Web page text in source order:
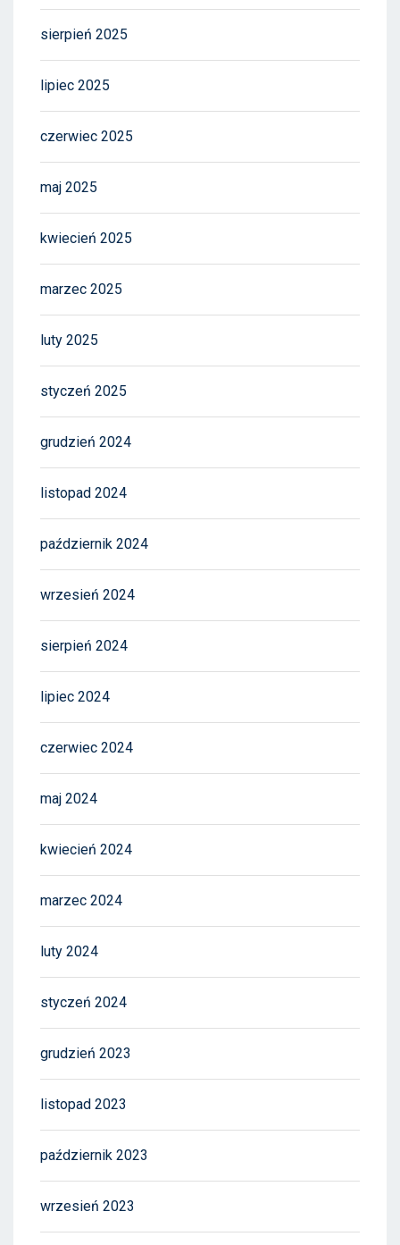
sierpień 2025
lipiec 2025
czerwiec 2025
maj 2025
kwiecień 2025
marzec 2025
luty 2025
styczeń 2025
grudzień 2024
listopad 2024
październik 2024
wrzesień 2024
sierpień 2024
lipiec 2024
czerwiec 2024
maj 2024
kwiecień 2024
marzec 2024
luty 2024
styczeń 2024
grudzień 2023
listopad 2023
październik 2023
wrzesień 2023